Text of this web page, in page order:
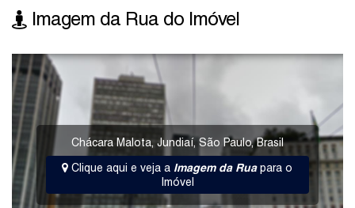
Imagem da Rua do Imóvel
Chácara Malota, Jundiaí, São Paulo,Brasil
Clique aqui e veja a Imagem da Ruapara o
Imóvel